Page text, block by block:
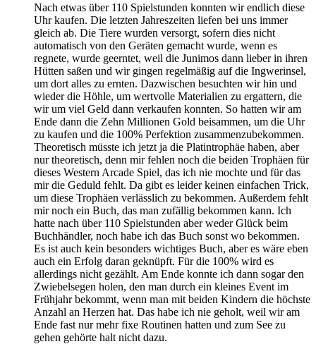
Nach etwas über 110 Spielstunden konnten wir endlich diese
Uhr kaufen. Die letzten Jahreszeiten liefen bei uns immer
gleich ab. Die Tiere wurden versorgt, sofern dies nicht
automatisch von den Geräten gemacht wurde, wenn es
regnete, wurde geerntet, weil die Junimos dann lieber in ihren
Hütten saßen und wir gingen regelmäßig auf die Ingwerinsel,
um dort alles zu ernten. Dazwischen besuchten wir hin und
wieder die Höhle, um wertvolle Materialien zu ergattern, die
wir um viel Geld dann verkaufen konnten. So hatten wir am
Ende dann die Zehn Millionen Gold beisammen, um die Uhr
zu kaufen und die 100% Perfektion zusammenzubekommen.
Theoretisch müsste ich jetzt ja die Platintrophäe haben, aber
nur theoretisch, denn mir fehlen noch die beiden Trophäen für
dieses Western Arcade Spiel, das ich nie mochte und für das
mir die Geduld fehlt. Da gibt es leider keinen einfachen Trick,
um diese Trophäen verlässlich zu bekommen. Außerdem fehlt
mir noch ein Buch, das man zufällig bekommen kann. Ich
hatte nach über 110 Spielstunden aber weder Glück beim
Buchhändler, noch habe ich das Buch sonst wo bekommen.
Es ist auch kein besonders wichtiges Buch, aber es wäre eben
auch ein Erfolg daran geknüpft. Für die 100% wird es
allerdings nicht gezählt. Am Ende konnte ich dann sogar den
Zwiebelsegen holen, den man durch ein kleines Event im
Frühjahr bekommt, wenn man mit beiden Kindern die höchste
Anzahl an Herzen hat. Das habe ich nie geholt, weil wir am
Ende fast nur mehr fixe Routinen hatten und zum See zu
gehen gehörte halt nicht dazu.